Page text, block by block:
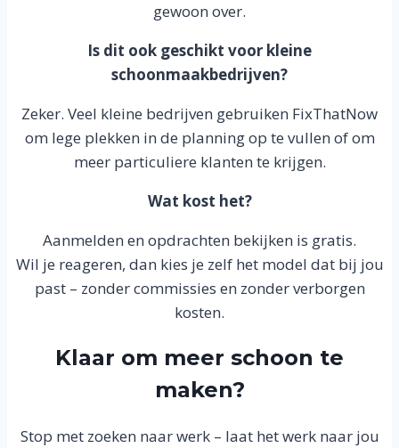
gewoon over.
Is dit ook geschikt voor kleine
schoonmaakbedrijven?
Zeker. Veel kleine bedrijven gebruiken FixThatNow
om lege plekken in de planning op te vullen of om
meer particuliere klanten te krijgen.
Wat kost het?
Aanmelden en opdrachten bekijken is gratis.
Wil je reageren, dan kies je zelf het model dat bij jou
past – zonder commissies en zonder verborgen
kosten.
Klaar om meer schoon te
maken?
Stop met zoeken naar werk – laat het werk naar jou